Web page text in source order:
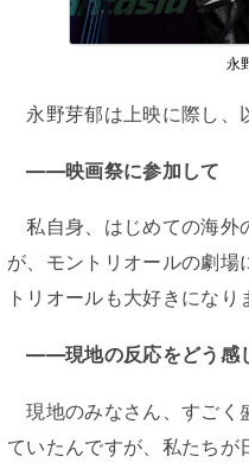
永
永野芽郁は上映に際し、
――映画祭に参加して
私自身、はじめての海外
が、モントリオールの劇
トリオールも大好きになり
――現地の反応をどう感
現地のみなさん、すごく
ていたんですが、私たちが